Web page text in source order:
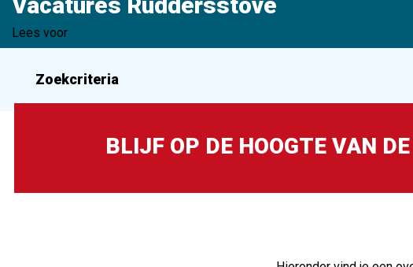
Lees voor
Zoekcriteria
BLIJF OP DE HOOGTE VAN